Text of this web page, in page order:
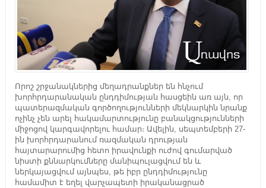
Որոշ շրջանակներից մեղադրանքներ են հնչում
խորհրդարանական ընդդիմության հասցեին առ այն, որ
պատերազմական գործողությունների մեկնարկին նրանք
ոչինչ չեն արել հակամարտությունը բանակցությունների
միջոցով կարգավորելու համար։ Ավելին, սեպտեմբերի 27-
ին խորհրդարանում ռազմական դրության
հայտարարումից հետո իրավունքի ուժով գումարված
նիստի քննարկումները մանիպուլացվում են և
ներկայացվում այնպես, թե իբր ընդդիմությունը
համամիտ է եղել վարչապետի իրականացրած